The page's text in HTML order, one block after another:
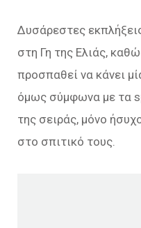
Δυσάρεστες
στη Γη της Ελιάς,
προσπαθεί να κάνει
όμως σύμφωνα με τα
της σειράς, μόνο
στο σπιτικό τους.